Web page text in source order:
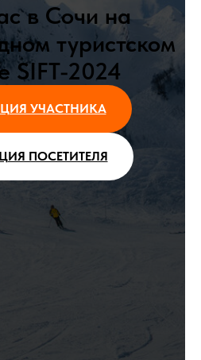
в Сочи на
туристском
SIFT-2024
УЧАСТНИКА
ПОСЕТИТЕЛЯ